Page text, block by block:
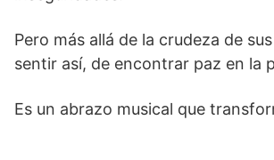
Pero más allá de la crudeza de
sentir así, de encontrar paz en la
Es un abrazo musical que